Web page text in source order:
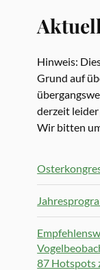
Hinweis:
Grund auf
derzeit
Wir bitten
87 Hotspots